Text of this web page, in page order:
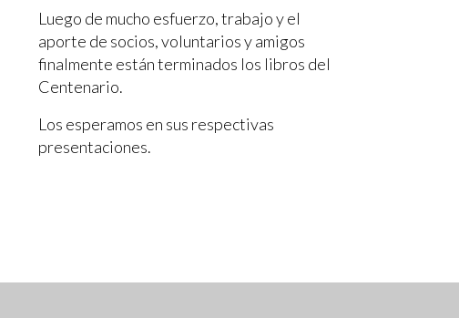
Luego de mucho esfuerzo, trabajo y el
aporte de socios, voluntarios y amigos
finalmente están terminados los libros del
Centenario.
Los esperamos en sus respectivas
presentaciones.